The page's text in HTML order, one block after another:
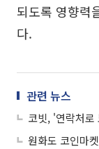
되도록 영향력
다.
관련 뉴스
원화도 코인마